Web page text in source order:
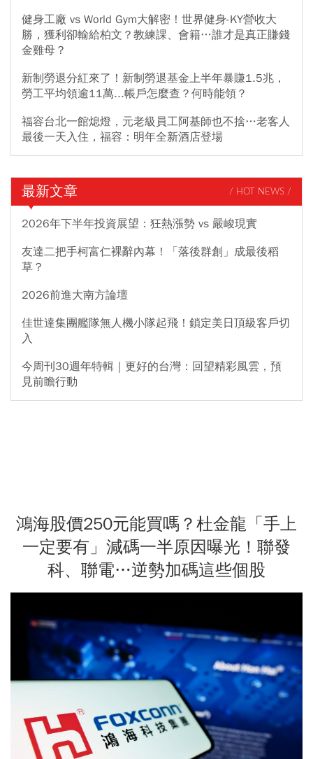
健身工廠 vs World Gym大解密！世界健身-KY營收大
勝，獲利卻輸給柏文？教練課、會籍…誰才是真正賺錢
金雞母？
新制勞退分紅來了！新制勞退基金上半年暴賺1.5兆，
勞工平均領逾11萬...帳戶怎麼查？何時能領？
福容台北一館熄燈，元老級員工阿基師也不捨…老客人
最後一天入住，福容：明年全新酒店登場
最新文章 / HOT NEWS /
2026年下半年投資展望：狂熱漲勢 vs 嚴峻現實
友達二把手柯富仁裸辭內幕！「落後群創」成最後稻
草？
2026前進大南方論壇
佳世達集團艦隊無人機小隊起飛！鎖定美日頂級客戶切
入
今周刊30週年特輯｜更好的台灣：回望精彩風雲，預
見前瞻行動
鴻海股價250元能買嗎？杜金龍「手上
一定要有」減碼一半原因曝光！聯發
科、聯電…逆勢加碼這些個股